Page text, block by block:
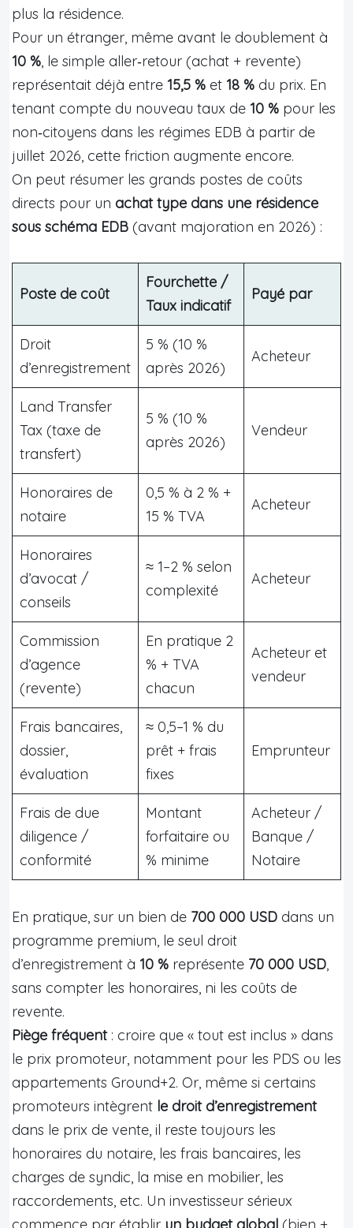
plus la résidence.
Pour un étranger, même avant le doublement à
10 %, le simple aller‑retour (achat + revente)
représentait déjà entre 15,5 % et 18 % du prix. En
tenant compte du nouveau taux de 10 % pour les
non‑citoyens dans les régimes EDB à partir de
juillet 2026, cette friction augmente encore.
On peut résumer les grands postes de coûts
directs pour un achat type dans une résidence
sous schéma EDB (avant majoration en 2026) :
Poste de coût
Fourchette /
Taux indicatif
Payé par
Droit
d’enregistrement
5 % (10 %
après 2026)
Acheteur
Land Transfer
Tax (taxe de
transfert)
5 % (10 %
après 2026)
Vendeur
Honoraires de
notaire
0,5 % à 2 % +
15 % TVA
Acheteur
Honoraires
d’avocat /
conseils
≈ 1–2 % selon
complexité
Acheteur
Commission
d’agence
(revente)
En pratique 2
% + TVA
chacun
Acheteur et
vendeur
Frais bancaires,
dossier,
évaluation
≈ 0,5–1 % du
prêt + frais
fixes
Emprunteur
Frais de due
diligence /
conformité
Montant
forfaitaire ou
% minime
Acheteur /
Banque /
Notaire
En pratique, sur un bien de 700 000 USD dans un
programme premium, le seul droit
d’enregistrement à 10 % représente 70 000 USD,
sans compter les honoraires, ni les coûts de
revente.
Piège fréquent: croire que « tout est inclus » dans
le prix promoteur, notamment pour les PDS ou les
appartements Ground+2. Or, même si certains
promoteurs intègrent le droit d’enregistrement
dans le prix de vente, il reste toujours les
honoraires du notaire, les frais bancaires, les
charges de syndic, la mise en mobilier, les
raccordements, etc. Un investisseur sérieux
commence par établir un budget global (bien +